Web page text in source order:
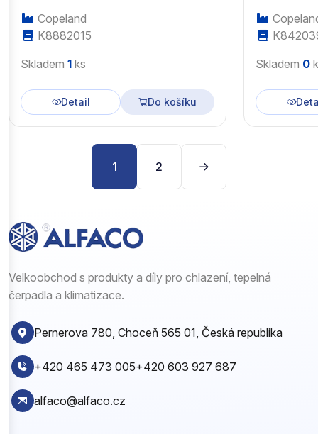
Copeland
K8882015
Skladem 1 ks
Detail Do košíku
Skladem 0
1 2
Velkoobchod s produkty a díly pro chlazení, tepelná
čerpadla a klimatizace.
Pernerova 780, Choceň 565 01, Česká republika
+420 465 473 005+420 603 927 687
alfaco@alfaco.cz